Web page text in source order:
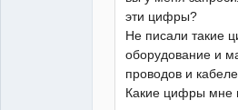
эти цифры?
Не писали такие
оборудование и
проводов и
Какие цифры мне